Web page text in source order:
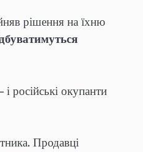
рішення на їхню
російські окупанти
Продавці